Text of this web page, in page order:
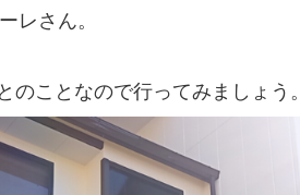
レさん。
ことなので行ってみましょう。